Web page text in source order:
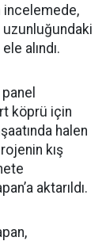
incelemede,
alındı.
köprü için
halen
kış
aktarıldı.